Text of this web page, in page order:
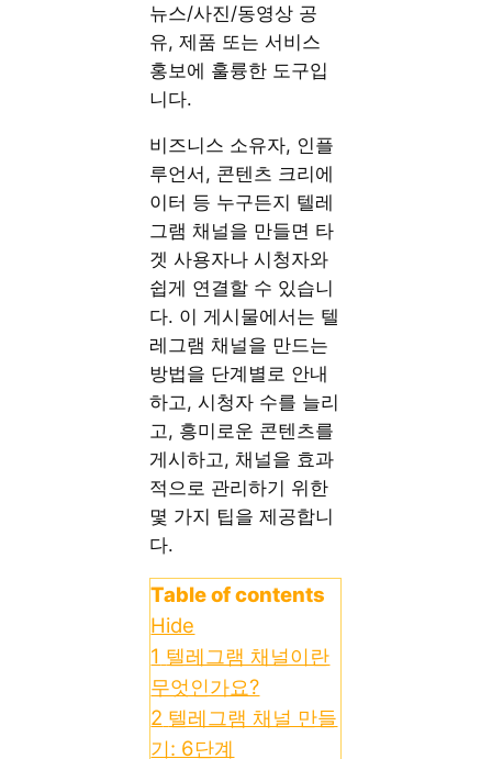
뉴스/사진/동영상 공
유, 제품 또는 서비스
홍보에 훌륭한 도구입
니다.
비즈니스 소유자, 인플
루언서, 콘텐츠 크리에
이터 등 누구든지 텔레
그램 채널을 만들면 타
겟 사용자나 시청자와
쉽게 연결할 수 있습니
다. 이 게시물에서는 텔
레그램 채널을 만드는
방법을 단계별로 안내
하고, 시청자 수를 늘리
고, 흥미로운 콘텐츠를
게시하고, 채널을 효과
적으로 관리하기 위한
몇 가지 팁을 제공합니
다.
Table of contents
Hide
1 텔레그램 채널이란
무엇인가요?
2 텔레그램 채널 만들
기: 6단계